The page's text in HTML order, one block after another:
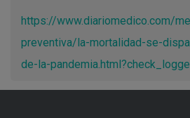
https://www.diariomedico.com/
preventiva/la-mortalidad-se-
de-la-